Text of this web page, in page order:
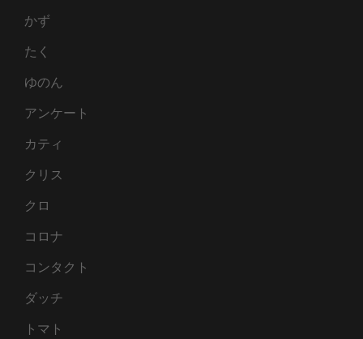
かず
たく
ゆのん
アンケート
カティ
クリス
クロ
コロナ
コンタクト
ダッチ
トマト